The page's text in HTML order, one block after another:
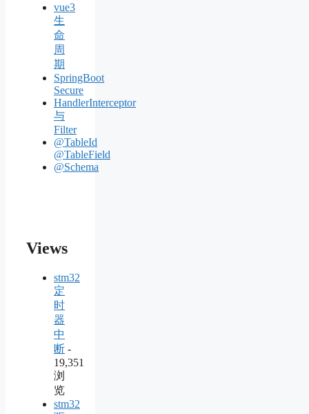
vue3
生
命
周
期
SpringBoot
Secure
HandlerInterceptor
与
Filter
@TableId
@TableField
@Schema
Views
stm32
定
时
器
中
断 -
19,351
浏
览
stm32